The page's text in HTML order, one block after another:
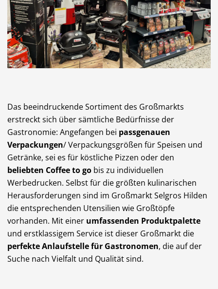
Das beeindruckende Sortiment des Großmarkts
erstreckt sich über sämtliche Bedürfnisse der
Gastronomie: Angefangen bei passgenauen
Verpackungen/ Verpackungsgrößen für Speisen und
Getränke, sei es für köstliche Pizzen oder den
beliebten Coffee togo bis zu individuellen
Werbedrucken. Selbst für die größten kulinarischen
Herausforderungen sind im Großmarkt Selgros Hilden
die entsprechenden Utensilien wie Großtöpfe
vorhanden. Mit einer umfassenden Produktpalette
und erstklassigem Service ist dieser Großmarkt die
perfekte Anlaufstelle für Gastronomen, die auf der
Suche nach Vielfalt und Qualität sind.